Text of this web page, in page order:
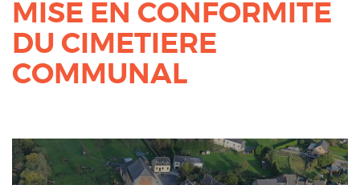
MISE EN CONFORMITE
DU CIMETIERE
COMMUNAL